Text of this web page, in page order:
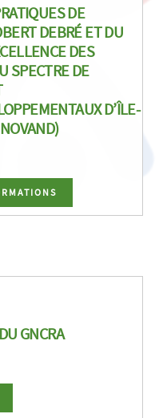
DE
DEBRÉ ET DU
DES
SPECTRE DE
D’ÎLE-
GNCRA